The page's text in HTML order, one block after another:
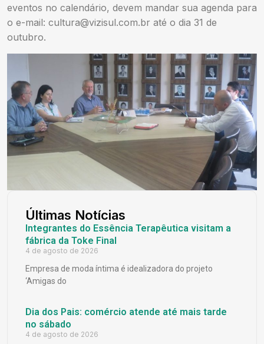
eventos no calendário, devem mandar sua agenda para
o e-mail: cultura@vizisul.com.br até o dia 31 de
outubro.
Últimas Notícias
Integrantes do Essência Terapêutica visitam a
fábrica da Toke Final
4 de agosto de 2026
Empresa de moda íntima é idealizadora do projeto
‘Amigas do
Dia dos Pais: comércio atende até mais tarde
no sábado
4 de agosto de 2026